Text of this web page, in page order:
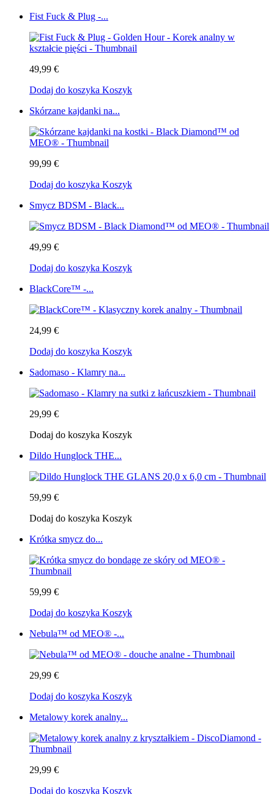
Fist Fuck & Plug -...
49,99 €
Dodaj do koszyka Koszyk
Skórzane kajdanki na...
99,99 €
Dodaj do koszyka Koszyk
Smycz BDSM - Black...
49,99 €
Dodaj do koszyka Koszyk
BlackCore™ -...
24,99 €
Dodaj do koszyka Koszyk
Sadomaso - Klamry na...
29,99 €
Dodaj do koszyka Koszyk
Dildo Hunglock THE...
59,99 €
Dodaj do koszyka Koszyk
Krótka smycz do...
59,99 €
Dodaj do koszyka Koszyk
Nebula™ od MEO® -...
29,99 €
Dodaj do koszyka Koszyk
Metalowy korek analny...
29,99 €
Dodaj do koszyka Koszyk